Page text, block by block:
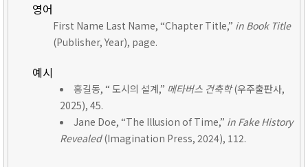
영어
First Name Last Name, “Chapter Title,” in Book Title
(Publisher, Year), page.
예시
홍길동, “ 도시의 설계,” 메타버스 건축학(우주출판사,
2025), 45.
Jane Doe, “The Illusion of Time,” in Fake History
Revealed(Imagination Press, 2024), 112.